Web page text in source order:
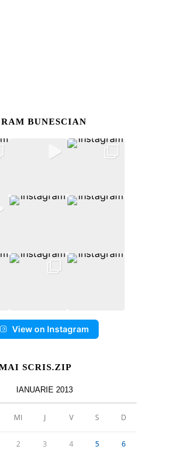
BUNESCIAN
View on Instagram
SCRIS.ZIP
IANUARIE 2013
MI J V S D
2 3 4 5 6